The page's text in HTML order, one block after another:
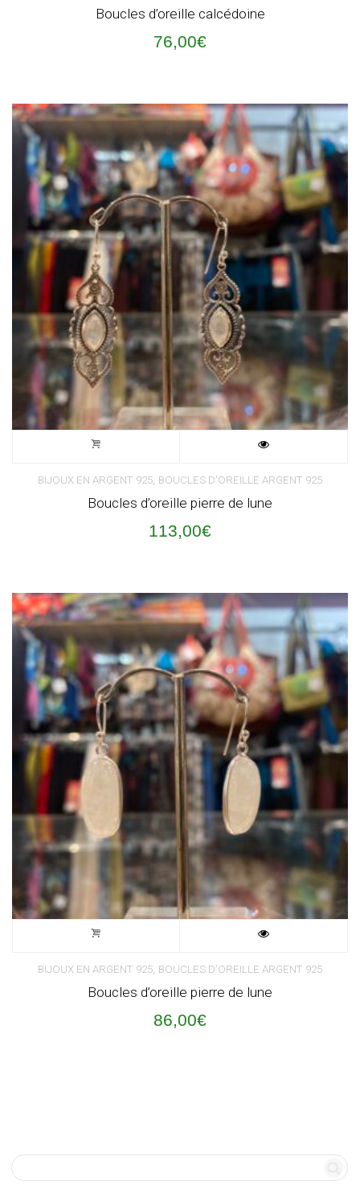
Boucles d’oreille calcédoine
76,00€
BIJOUX EN ARGENT 925, BOUCLES D'OREILLE ARGENT 925
Boucles d’oreille pierre de lune
113,00€
BIJOUX EN ARGENT 925, BOUCLES D'OREILLE ARGENT 925
Boucles d’oreille pierre de lune
86,00€